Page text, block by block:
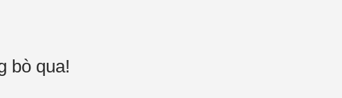
bò qua!